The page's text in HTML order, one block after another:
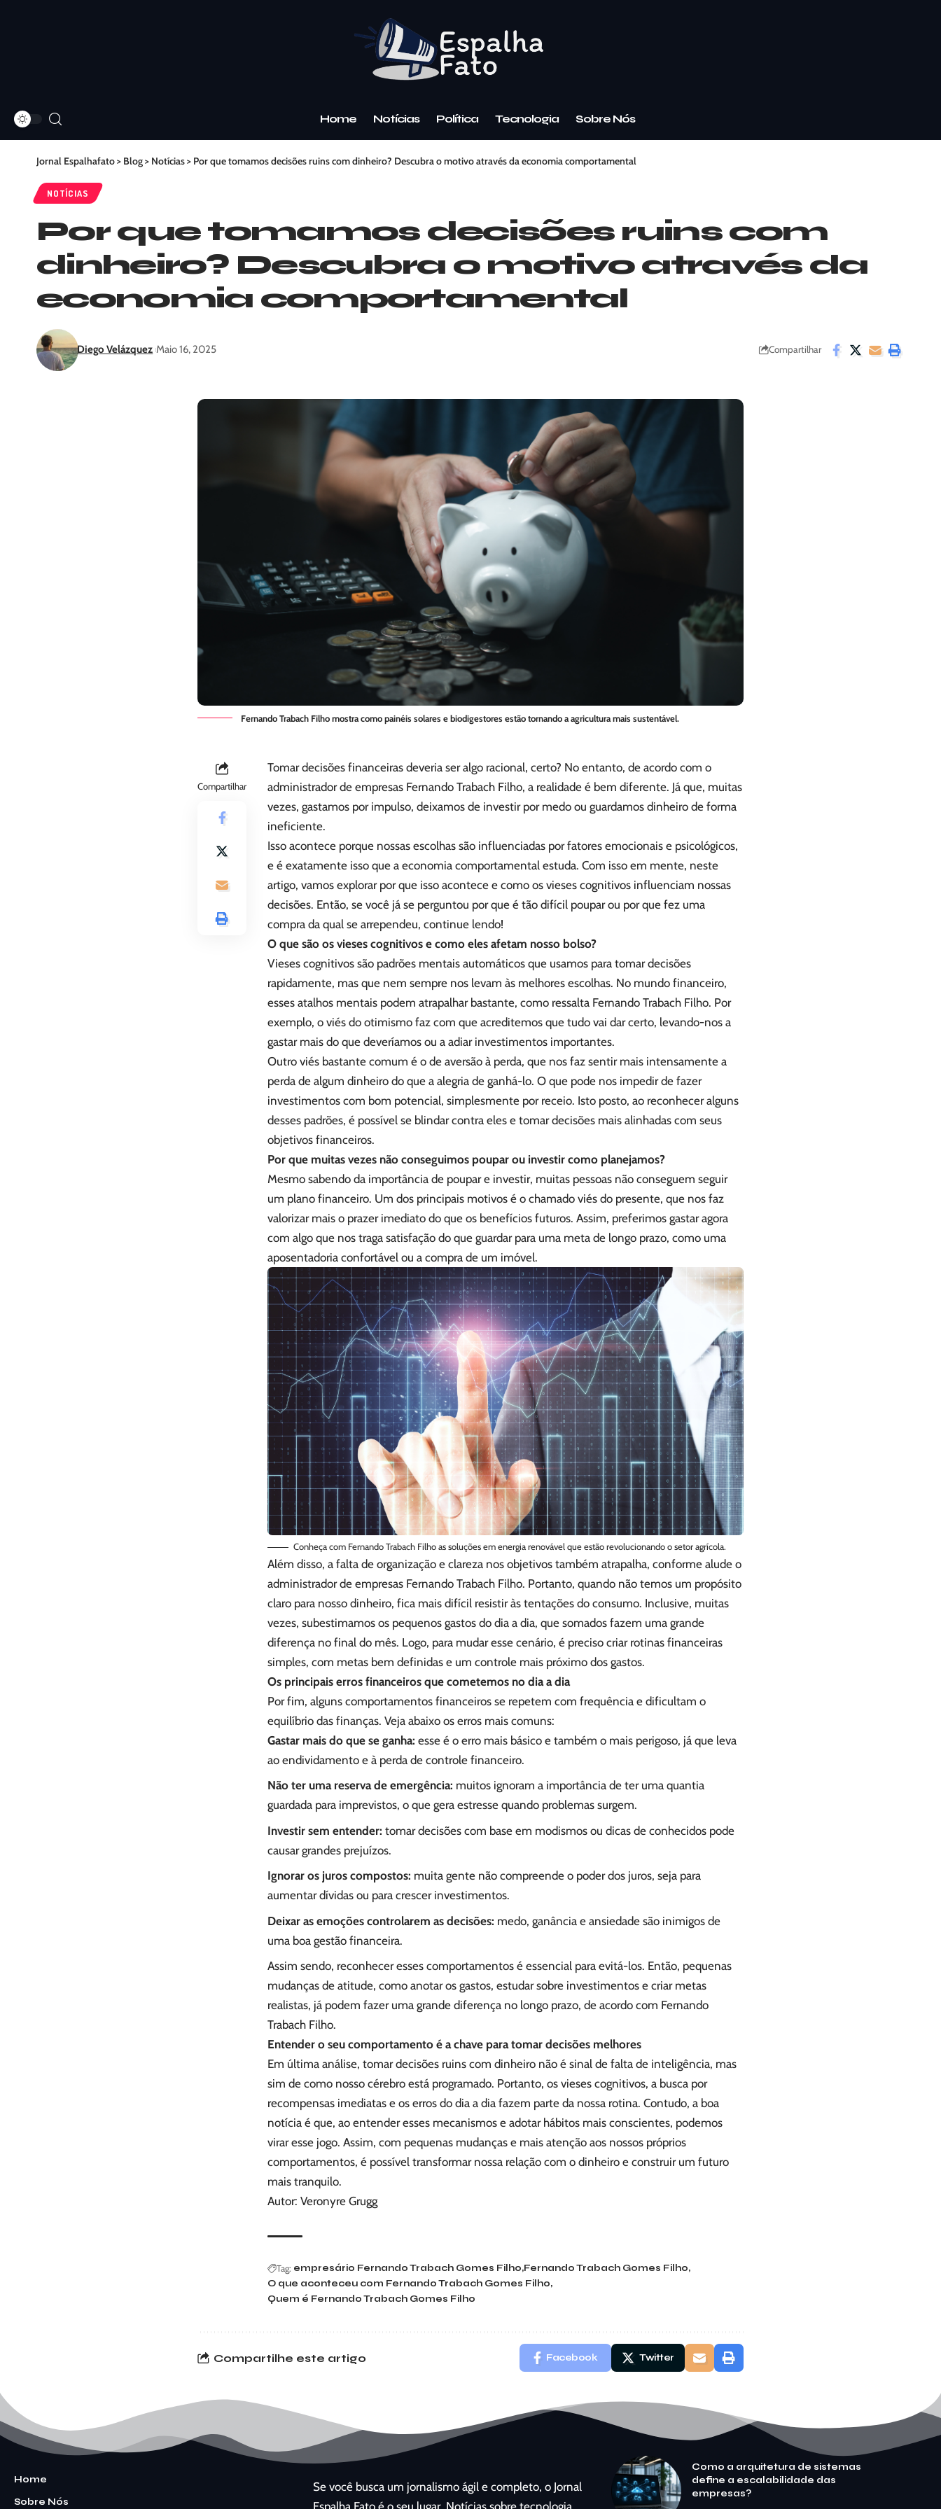
Home Notícias Política Tecnologia Sobre Nós
Jornal Espalhafato> Blog> Notícias> Por que tomamos decisões ruins com dinheiro? Descubra o motivo através da economia comportamental
NOTÍCIAS
Por que tomamos decisões ruins com
dinheiro? Descubra o motivo através da
economia comportamental
Diego Velázquez Maio 16, 2025 Compartilhar
Fernando Trabach Filho mostra como painéis solares e biodigestores estão tornando a agricultura mais sustentável.
Compartilhar
Tomar decisões financeiras deveria ser algo racional, certo? No entanto, de acordo com o
administrador de empresas Fernando Trabach Filho, a realidade é bem diferente. Já que, muitas
vezes, gastamos por impulso, deixamos de investir por medo ou guardamos dinheiro de forma
ineficiente.
Isso acontece porque nossas escolhas são influenciadas por fatores emocionais e psicológicos,
e é exatamente isso que a economia comportamental estuda. Com isso em mente, neste
artigo, vamos explorar por que isso acontece e como os vieses cognitivos influenciam nossas
decisões. Então, se você já se perguntou por que é tão difícil poupar ou por que fez uma
compra da qual se arrependeu, continue lendo!
O que são os vieses cognitivos e como eles afetam nosso bolso?
Vieses cognitivos são padrões mentais automáticos que usamos para tomar decisões
rapidamente, mas que nem sempre nos levam às melhores escolhas. No mundo financeiro,
esses atalhos mentais podem atrapalhar bastante, como ressalta Fernando Trabach Filho. Por
exemplo, o viés do otimismo faz com que acreditemos que tudo vai dar certo, levando-nos a
gastar mais do que deveríamos ou a adiar investimentos importantes.
Outro viés bastante comum é o de aversão à perda, que nos faz sentir mais intensamente a
perda de algum dinheiro do que a alegria de ganhá-lo. O que pode nos impedir de fazer
investimentos com bom potencial, simplesmente por receio. Isto posto, ao reconhecer alguns
desses padrões, é possível se blindar contra eles e tomar decisões mais alinhadas com seus
objetivos financeiros.
Por que muitas vezes não conseguimos poupar ou investir como planejamos?
Mesmo sabendo da importância de poupar e investir, muitas pessoas não conseguem seguir
um plano financeiro. Um dos principais motivos é o chamado viés do presente, que nos faz
valorizar mais o prazer imediato do que os benefícios futuros. Assim, preferimos gastar agora
com algo que nos traga satisfação do que guardar para uma meta de longo prazo, como uma
aposentadoria confortável ou a compra de um imóvel.
Conheça com Fernando Trabach Filho as soluções em energia renovável que estão revolucionando o setor agrícola.
Além disso, a falta de organização e clareza nos objetivos também atrapalha, conforme alude o
administrador de empresas Fernando Trabach Filho. Portanto, quando não temos um propósito
claro para nosso dinheiro, fica mais difícil resistir às tentações do consumo. Inclusive, muitas
vezes, subestimamos os pequenos gastos do dia a dia, que somados fazem uma grande
diferença no final do mês. Logo, para mudar esse cenário, é preciso criar rotinas financeiras
simples, com metas bem definidas e um controle mais próximo dos gastos.
Os principais erros financeiros que cometemos no dia a dia
Por fim, alguns comportamentos financeiros se repetem com frequência e dificultam o
equilíbrio das finanças. Veja abaixo os erros mais comuns:
Gastar mais do que se ganha: esse é o erro mais básico e também o mais perigoso, já que leva
ao endividamento e à perda de controle financeiro.
Não ter uma reserva de emergência: muitos ignoram a importância de ter uma quantia
guardada para imprevistos, o que gera estresse quando problemas surgem.
Investir sem entender: tomar decisões com base em modismos ou dicas de conhecidos pode
causar grandes prejuízos.
Ignorar os juros compostos: muita gente não compreende o poder dos juros, seja para
aumentar dívidas ou para crescer investimentos.
Deixar as emoções controlarem as decisões: medo, ganância e ansiedade são inimigos de
uma boa gestão financeira.
Assim sendo, reconhecer esses comportamentos é essencial para evitá-los. Então, pequenas
mudanças de atitude, como anotar os gastos, estudar sobre investimentos e criar metas
realistas, já podem fazer uma grande diferença no longo prazo, de acordo com Fernando
Trabach Filho.
Entender o seu comportamento é a chave para tomar decisões melhores
Em última análise, tomar decisões ruins com dinheiro não é sinal de falta de inteligência, mas
sim de como nosso cérebro está programado. Portanto, os vieses cognitivos, a busca por
recompensas imediatas e os erros do dia a dia fazem parte da nossa rotina. Contudo, a boa
notícia é que, ao entender esses mecanismos e adotar hábitos mais conscientes, podemos
virar esse jogo. Assim, com pequenas mudanças e mais atenção aos nossos próprios
comportamentos, é possível transformar nossa relação com o dinheiro e construir um futuro
mais tranquilo.
Autor: Veronyre Grugg
Tag: empresário Fernando Trabach Gomes Filho Fernando Trabach Gomes Filho
O que aconteceu com Fernando Trabach Gomes Filho
Quem é Fernando Trabach Gomes Filho
Compartilhe este artigo Facebook Twitter
Home
Sobre Nós
Se você busca um jornalismo ágil e completo, o Jornal
Como a arquitetura de sistemas
define a escalabilidade das
empresas?